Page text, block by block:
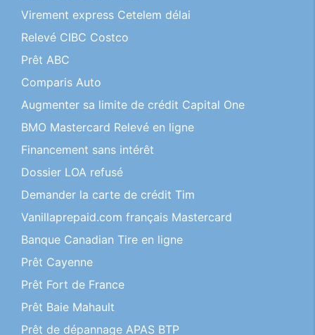
Virement express Cetelem délai
Relevé CIBC Costco
Prêt ABC
Comparis Auto
Augmenter sa limite de crédit Capital One
BMO Mastercard Relevé en ligne
Financement sans intérêt
Dossier LOA refusé
Demander la carte de crédit Tim
Vanillaprepaid.com français Mastercard
Banque Canadian Tire en ligne
Prêt Cayenne
Prêt Fort de France
Prêt Baie Mahault
Prêt de dépannage APAS BTP